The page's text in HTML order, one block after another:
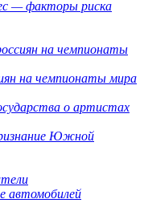
— факторы риска
на чемпионаты мира
о артистах
Южной
автомобилей